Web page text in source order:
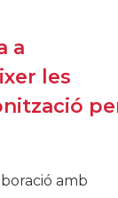
de Govern
Consultius
Executiva
i Socials
a
les
amb